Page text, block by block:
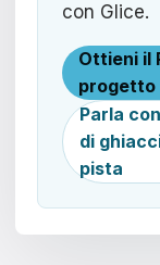
con Glice.
Ottieni il
progetto
Parla
di
pista